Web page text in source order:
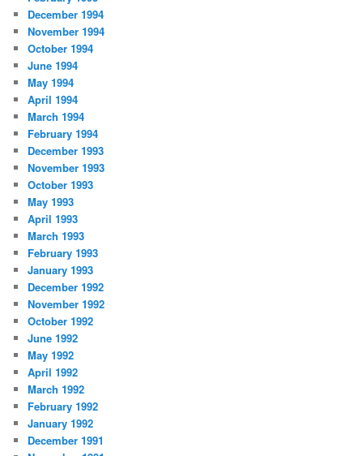
December 1994
November 1994
October 1994
June 1994
May 1994
April 1994
March 1994
February 1994
December 1993
November 1993
October 1993
May 1993
April 1993
March 1993
February 1993
January 1993
December 1992
November 1992
October 1992
June 1992
May 1992
April 1992
March 1992
February 1992
January 1992
December 1991